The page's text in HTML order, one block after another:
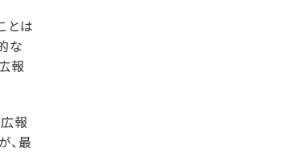
とは
な
報
報
、最